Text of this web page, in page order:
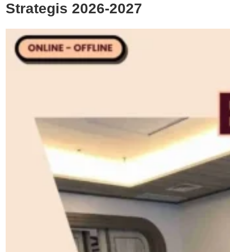
Strategis 2026-2027